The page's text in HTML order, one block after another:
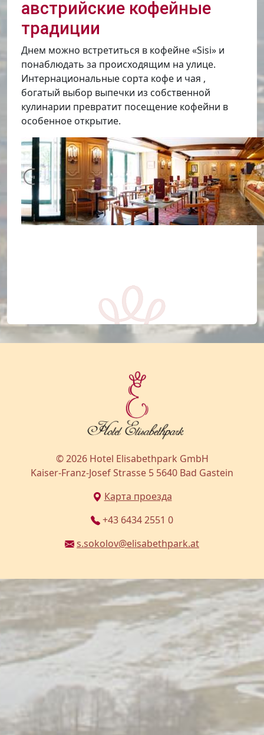
австрийские кофейные
традиции
Днем можно встретиться в кофейне «Sisi» и
понаблюдать за происходящим на улице.
Интернациональные сорта кофе и чая ,
богатый выбор выпечки из собственной
кулинарии превратит посещение кофейни в
особенное открытие.
© 2026 Hotel Elisabethpark GmbH
Kaiser-Franz-Josef Strasse 5 5640 Bad Gastein
Карта проезда
+43 6434 2551 0
s.sokolov@elisabethpark.at